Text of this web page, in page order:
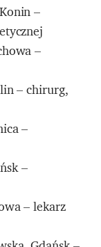
–
–
– chirurg,
–
–
– lekarz